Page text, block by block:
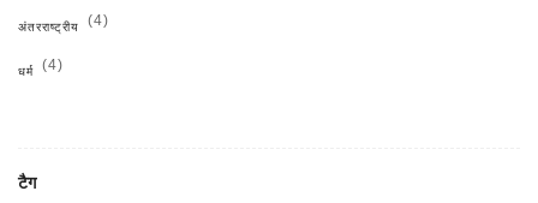
अंतरराष्ट्रीय (4)
धर्म (4)
टैग